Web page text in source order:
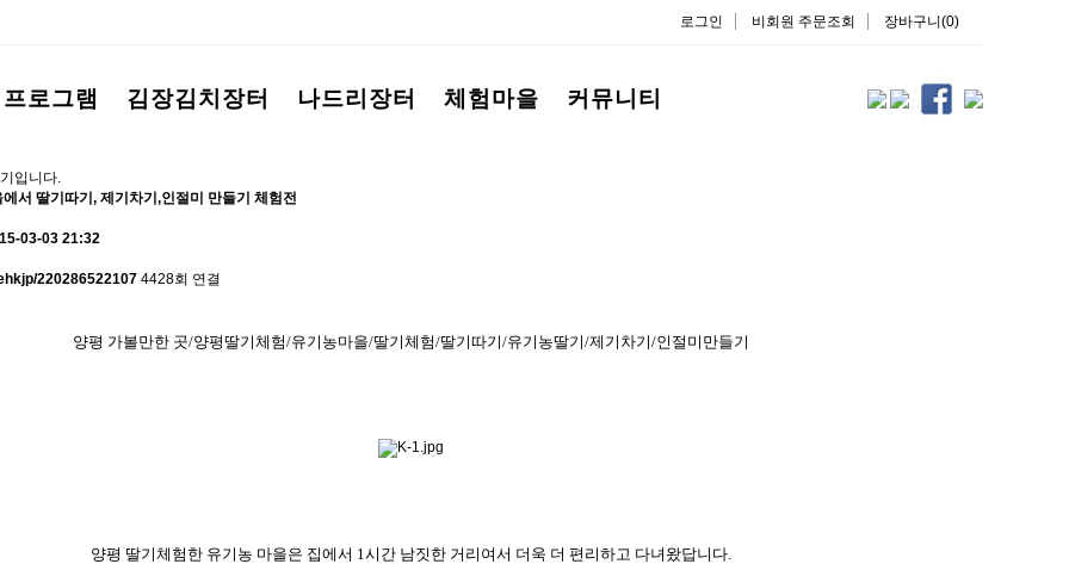
로그인 비회원 주문조회 장바구니(0)
로그램 김장김치장터 나드리장터 체험마을 커뮤니티
입니다.
서 딸기따기, 제기차기,인절미 만들기 체험전
15-03-03 21:32
220286522107 4428회 연결
양평 가볼만한 곳/양평딸기체험/유기농마을/딸기체험/딸기따기/유기농딸기/제기차기/인절미만들기
양평 딸기체험한 유기농 마을은 집에서 1시간 남짓한 거리여서 더욱 더 편리하고 다녀왔답니다.